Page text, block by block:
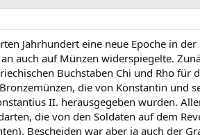
Jahrhundert eine neue Epoche in
auch auf Münzen widerspiegelte.
Buchstaben Chi und Rho für
die von Konstantin und
II. herausgegeben wurden.
die von den Soldaten auf dem
Bescheiden war aber ja auch der